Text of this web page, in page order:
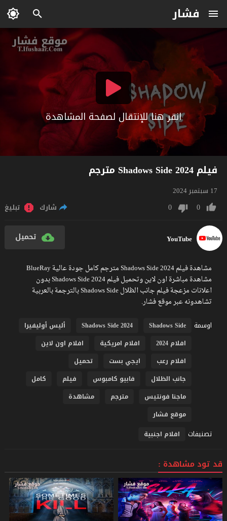
فشار
انقر هنا للإنتقال لصفحة المشاهدة
فيلم Shadows Side 2024 مترجم
17 سبتمبر 2024
0
0 شارك تبليغ
YouTube تحميل
مشاهدة فيلم Shadows Side 2024 مترجم كامل جودة عالية BlueRay
مشاهدة مباشرة اون لاين وتحميل فيلم Shadows Side 2024 بدون
اعلانات مزعجة فيلم جانب الظلال Shadows Side بالترجمة بالعربية
تشاهدونه عبر موقع فشار.
اوسمة
Shadows Side
Shadows Side 2024
أليس أوليفيرا
افلام 2024
افلام امريكية
افلام اون لاين
افلام رعب
ايجي بست
تحميل
جانب الظلال
فابيو كامبوس فيلم
كامل
ماجنا فونتيس
مترجم
مشاهدة
موقع فشار
تصنيفات افلام اجنبية
قد تود مشاهدة :